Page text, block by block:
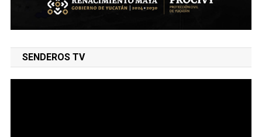
SENDEROS TV